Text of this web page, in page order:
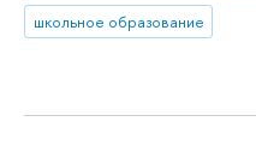
школьное образование